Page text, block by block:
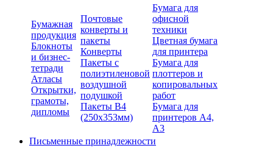
Бумажная
продукция
Блокноты
и бизнес-
тетради
Атласы
Открытки,
грамоты,
дипломы
Почтовые
конверты и
пакеты
Конверты
Пакеты с
полиэтиленовой
воздушной
подушкой
Пакеты В4
(250х353мм)
Бумага для
офисной
техники
Цветная бумага
для принтера
Бумага для
плоттеров и
копировальных
работ
Бумага для
принтеров А4,
А3
Письменные принадлежности